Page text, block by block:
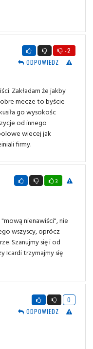
-2
ODPOWIEDZ
Zakładam że jakby
mecze to byście
go wysokośc
od innego
wiecej jak
firmy.
3
nienawiści", nie
wszyscy, oprócz
Szanujmy się i od
Icardi trzymajmy się
0
ODPOWIEDZ